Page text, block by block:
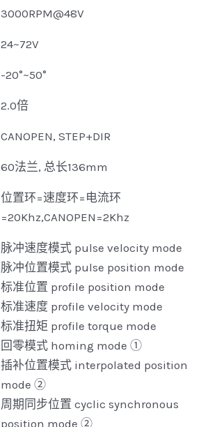
3000RPM@48V
24~72V
-20°~50°
2.0倍
CANOPEN, STEP+DIR
60法兰, 总长136mm
位置环=速度环=电流环
=20Khz,CANOPEN=2Khz
脉冲速度模式 pulse velocity mode
脉冲位置模式 pulse position mode
标准位置 profile position mode
标准速度 profile velocity mode
标准扭矩 profile torque mode
回零模式 homing mode ①
插补位置模式 interpolated position
mode ②
周期同步位置 cyclic synchronous
position mode ②